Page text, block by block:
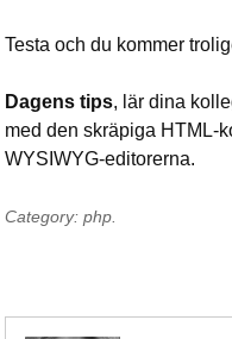
Testa och du kommer
Dagens tips, lär dina
med den skräpiga HTML-
WYSIWYG-editorerna.
Category: php.